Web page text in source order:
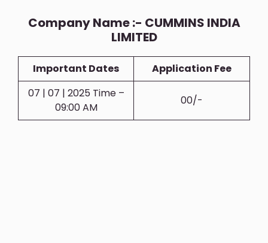
Company Name :- CUMMINS INDIA
LIMITED
Important Dates
Application Fee
07 | 07 | 2025 Time –
09:00 AM
00/-